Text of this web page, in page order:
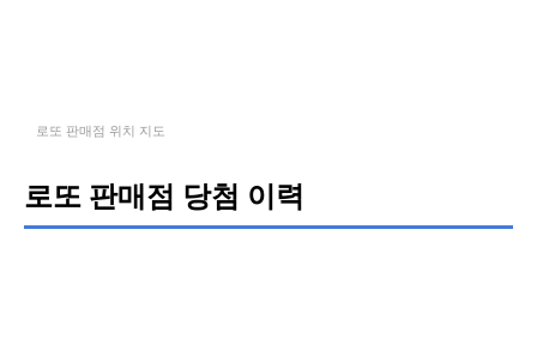
로또 판매점 위치 지도
로또 판매점 당첨 이력